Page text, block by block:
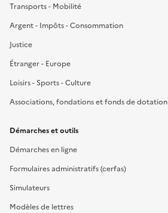
Transports - Mobilité
Argent - Impôts - Consommation
Justice
Étranger - Europe
Loisirs - Sports - Culture
Associations, fondations et fonds de dotation
Démarches et outils
Démarches en ligne
Formulaires administratifs (cerfas)
Simulateurs
Modèles de lettres